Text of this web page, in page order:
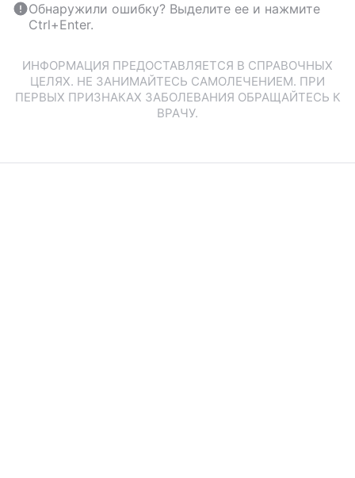
Обнаружили ошибку? Выделите ее и нажмите
Ctrl+Enter.
ИНФОРМАЦИЯ ПРЕДОСТАВЛЯЕТСЯ В СПРАВОЧНЫХ
ЦЕЛЯХ. НЕ ЗАНИМАЙТЕСЬ САМОЛЕЧЕНИЕМ. ПРИ
ПЕРВЫХ ПРИЗНАКАХ ЗАБОЛЕВАНИЯ ОБРАЩАЙТЕСЬ К
ВРАЧУ.